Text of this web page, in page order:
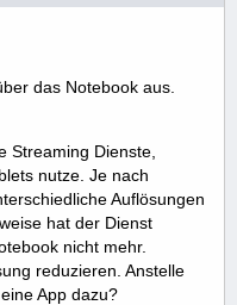
das Notebook aus.
Streaming Dienste,
nutze. Je nach
Auflösungen
hat der Dienst
nicht mehr.
reduzieren. Anstelle
App dazu?